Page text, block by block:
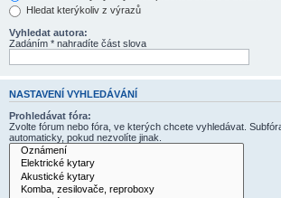
Hledat kterýkoliv z výrazů
Vyhledat autora:
Zadáním * nahradíte část slova
NASTAVENÍ VYHLEDÁVÁNÍ
Prohledávat fóra:
Zvolte fórum nebo fóra, ve kterých chcete vyhledávat.
automaticky, pokud nezvolíte jinak.